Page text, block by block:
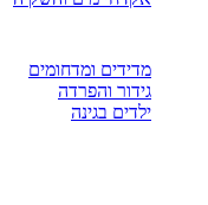
מדידים ומדחומים
גידור והפרדה
ילדים בגינה